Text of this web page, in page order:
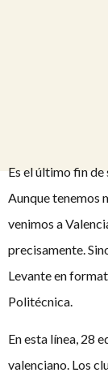
Es el último fin de
Aunque tenemos
venimos a
precisamente.
Levante en
Politécnica.
En esta línea, 28
valenciano. Los